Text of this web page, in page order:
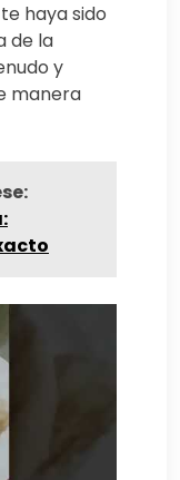
haya sido
de la
y
manera